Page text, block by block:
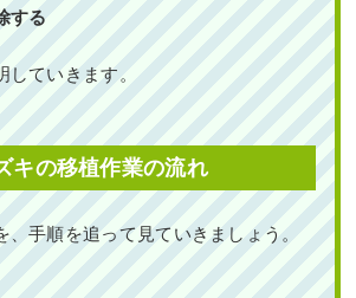
する
していきます。
キの移植作業の流れ
、手順を追って見ていきましょう。